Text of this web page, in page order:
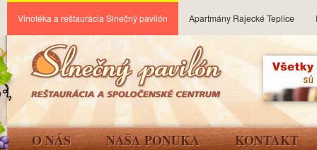
Vinotéka a reštaurácia Slnečný pavilón Apartmány Rajecké Teplice
O NÁS NAŠA PONUKA KONTAKT